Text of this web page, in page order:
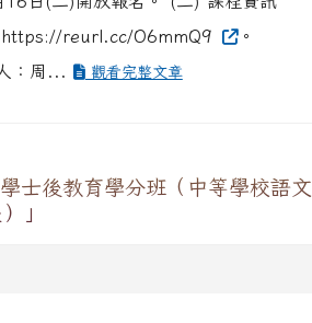
https://reurl.cc/O6mmQ9
。
：周...
觀看完整文章
士後教育學分班（中等學校語文
」